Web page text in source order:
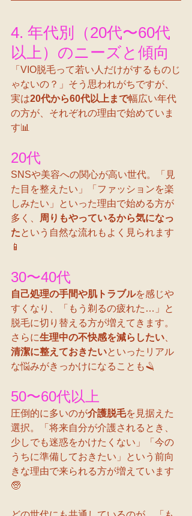
4. 年代別（20代〜60代
以上）のニーズと傾向
「VIO脱毛って若い人だけがするものじ
ゃないの？」そう思われがちですが、
実は20代から60代以上まで幅広い年代
の方が、それぞれの理由で始めていま
す📊
20代
SNSや美容への関心が高い世代。「見
た目を整えたい」「ファッションを楽
しみたい」といった理由で始める方が
多く、
周りもやっているから気になっ
たという自然な流れもよく見られます
📱
30〜40代
自己処理の手間や肌トラブルを感じや
すくなり、「もう剃るの疲れた…」と
脱毛に切り替える方が増えてきます。
さらに生理中の不快感を減らしたい
清潔に整えておきたいといったリアル
な悩みがきっかけになることも🪒
50〜60代以上
圧倒的に多いのが介護脱毛を見据えた
選択。「将来自分が介護されるとき、
少しでも迷惑をかけたくない」「今の
うちに準備しておきたい」という前向
きな理由で来られる方が増えています
🧓